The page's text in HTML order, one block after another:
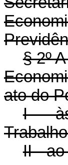
§ 2º
ato do
I -
II -